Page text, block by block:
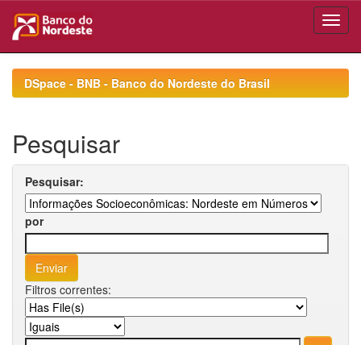
navigationDSpace - BNB - Banco do Nordeste do Brasil
Pesquisar
Pesquisar:
por
Filtros correntes: